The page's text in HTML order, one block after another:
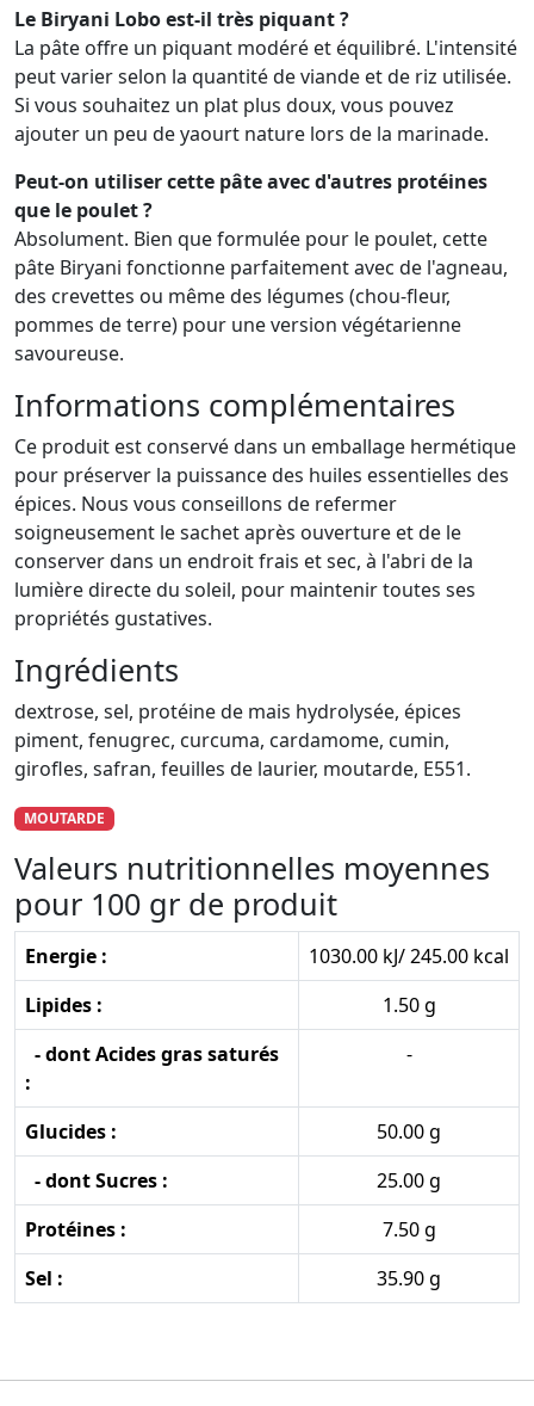
Le Biryani Lobo est-il très piquant ?
La pâte offre un piquant modéré et équilibré. L'intensité
peut varier selon la quantité de viande et de riz utilisée.
Si vous souhaitez un plat plus doux, vous pouvez
ajouter un peu de yaourt nature lors de la marinade.
Peut-on utiliser cette pâte avec d'autres protéines
que le poulet ?
Absolument. Bien que formulée pour le poulet, cette
pâte Biryani fonctionne parfaitement avec de l'agneau,
des crevettes ou même des légumes (chou-fleur,
pommes de terre) pour une version végétarienne
savoureuse.
Informations complémentaires
Ce produit est conservé dans un emballage hermétique
pour préserver la puissance des huiles essentielles des
épices. Nous vous conseillons de refermer
soigneusement le sachet après ouverture et de le
conserver dans un endroit frais et sec, à l'abri de la
lumière directe du soleil, pour maintenir toutes ses
propriétés gustatives.
Ingrédients
dextrose, sel, protéine de mais hydrolysée, épices
piment, fenugrec, curcuma, cardamome, cumin,
girofles, safran, feuilles de laurier, moutarde, E551.
MOUTARDE
Valeurs nutritionnelles moyennes
pour 100 gr de produit
Energie :
1030.00 kJ/ 245.00 kcal
Lipides :
1.50 g
- dont Acides gras saturés
:
-
Glucides :
50.00 g
- dont Sucres :
25.00 g
Protéines :
7.50 g
Sel :
35.90 g